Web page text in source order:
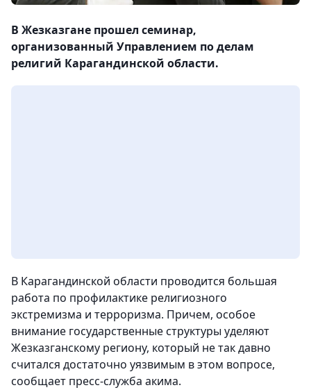
В Жезказгане прошел семинар,
организованный Управлением по делам
религий Карагандинской области.
В Карагандинской области проводится большая
работа по профилактике религиозного
экстремизма и терроризма. Причем, особое
внимание государственные структуры уделяют
Жезказганскому региону, который не так давно
считался достаточно уязвимым в этом вопросе,
сообщает пресс-служба акима.